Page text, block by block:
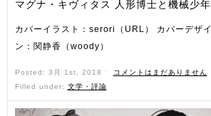
マグナ・キヴィタス 人形博士と機械少年
カバーイラスト：serori（URL） カバーデザイ
ン：関静香（woody）
Posted: 3月 1st, 2018 ˑ
コメントはまだありません
Filled under: 文学・評論